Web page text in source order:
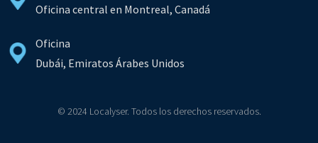
Oficina central en Montreal, Canadá
Oficina
Dubái, Emiratos Árabes Unidos
© 2024 Localyser. Todos los derechos reservados.